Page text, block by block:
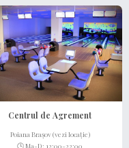
Centrul de Agrement
Poiana Brașov (vezi locație)
🕒 Ma-D: 12:00-22:00